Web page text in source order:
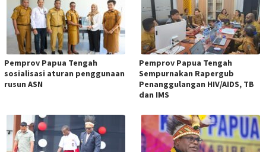
Pemprov Papua Tengah
sosialisasi aturan penggunaan
rusun ASN
Pemprov Papua Tengah
Sempurnakan Rapergub
Penanggulangan HIV/AIDS, TB
dan IMS